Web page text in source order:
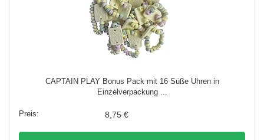
CAPTAIN PLAY Bonus Pack mit 16 Süße Uhren in
Einzelverpackung ...
8,75 €